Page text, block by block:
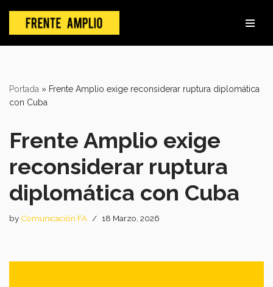
Skip
to
Portada » Frente Amplio exige reconsiderar ruptura diplomática
con Cuba
Frente Amplio exige
reconsiderar ruptura
diplomática con Cuba
by Comunicación FA 18 Marzo, 2026